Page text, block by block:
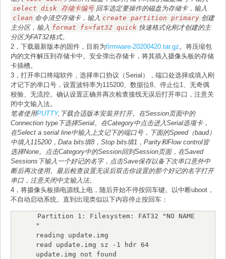
select disk 存储卡编号 回车选定要操作的磁盘为存储卡，输入
clean 命令清空存储卡，输入 create partition primary 创建
主分区，输入 format fs=fat32 quick 快速格式化刚才创建的主
分区为FAT32格式。
2，下载最新版本的固件，目前为firmware-20200420.tar.gz。将压缩包
内的文件解压到存储卡中。安全弹出存储卡，将其插入摄像头板的存储
卡插槽。
3，打开串口终端软件，选择串口协议（Serial），端口处选择或填入刚
才记下的串口号，设置波特率为115200、数据位8、停止位1、无奇偶
校验、无流控。确认设置正确并再次检查接线无误后打开串口，注意关
闭中文输入法。
笔者使用PUTTY,下载合适版本安装并打开。在Session页面中的
Connection type下选择Serial。在Category中点击进入Serial选项卡，
在Select a serial line中输入上文记下的端口号，下面的Speed（baud）
中填入115200，Data bits填8，Stop bits填1，Parity和Flow control皆
选择None。点击Category中的Session回到Session页面，在Saved
Sessions下输入一个好记的名字，点击Save保存以备下次串口意外中
断后再次使用。最后检查设置无误后双击你设置的那个好记的名字打开
串口，注意关闭中文输入法。
4，将摄像头板插电源线上电，随后开始不停按回车键。以中断uboot，
不自动启动系统。直到出现类似以下内容停止按回车：
Partition 1: Filesystem: FAT32 "NO NAME
"
reading update.img
read update.img sz -1 hdr 64
update.img not found